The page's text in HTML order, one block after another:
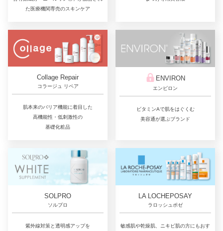
た医療機関専売のスキンケア
Collage Repair
コラージュ リペア
肌本来のバリア機能に着目した
高機能性・低刺激性の
基礎化粧品
ENVIRON
エンビロン
ビタミンAで肌をはぐくむ
美容通が選ぶブランド
SOLPRO
ソルプロ
紫外線対策と透明感アップを
LA LOCHEPOSAY
ラロッシュポゼ
敏感肌や乾燥肌、ニキビ肌の方にもおす